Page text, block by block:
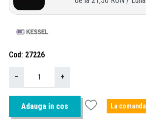
Cod 27226
− +
Adauga in cos La comanda